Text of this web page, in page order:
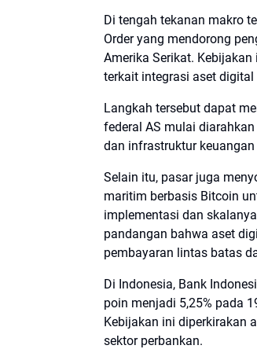
Di tengah tekanan makro
Order yang mendorong
Amerika Serikat.
terkait integrasi aset
Langkah tersebut dapat
federal AS mulai
dan infrastruktur
Selain itu, pasar juga
maritim berbasis Bitcoin
implementasi dan
pandangan bahwa aset
pembayaran lintas batas
Di Indonesia, Bank
poin menjadi 5,25% pada
Kebijakan ini diperkirakan
sektor perbankan.